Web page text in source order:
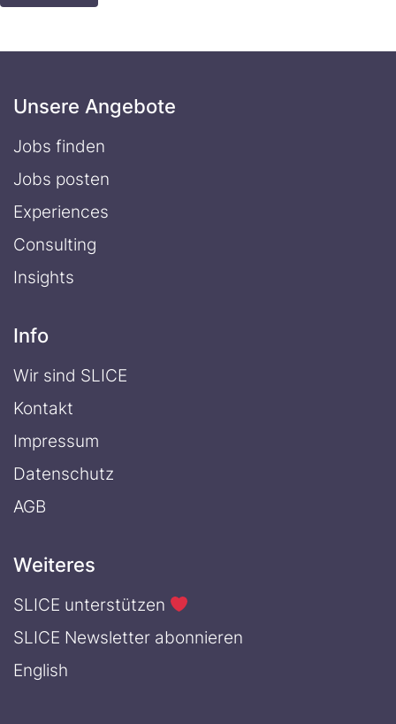
Unsere Angebote
Jobs finden
Jobs posten
Experiences
Consulting
Insights
Info
Wir sind SLICE
Kontakt
Impressum
Datenschutz
AGB
Weiteres
SLICE unterstützen
SLICE Newsletter abonnieren
English